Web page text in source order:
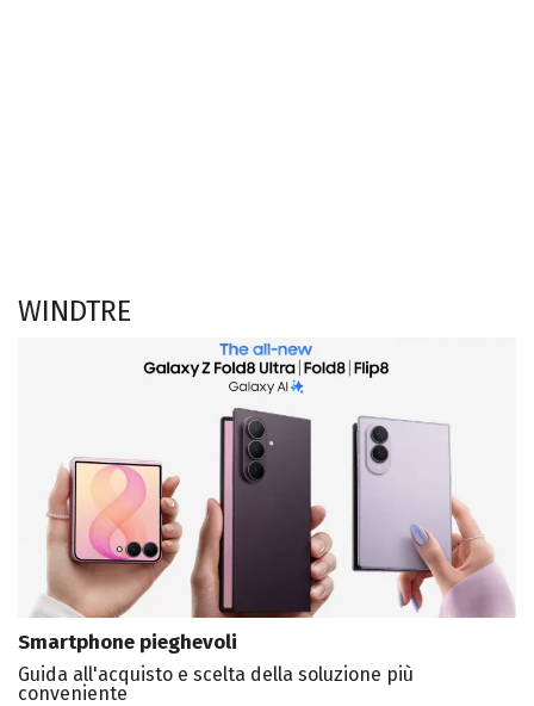
WINDTRE
Smartphone pieghevoli
Guida all'acquisto e scelta della soluzione più
conveniente